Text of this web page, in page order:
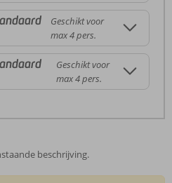
Geschikt voor
max 4 pers.
Geschikt voor
max 4 pers.
beschrijving.